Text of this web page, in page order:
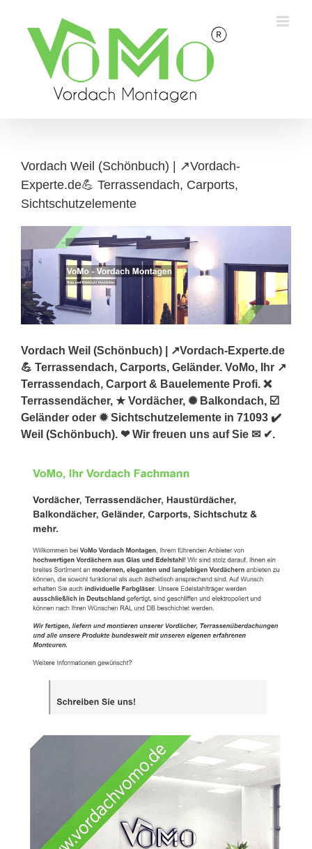
content
Vordach Weil (Schönbuch) | ↗️Vordach-
Experte.de💪 Terrassendach, Carports,
Sichtschutzelemente
Vordach Weil (Schönbuch) | ↗️Vordach-Experte.de
💪 Terrassendach, Carports, Geländer. VoMo, Ihr ↗️
Terrassendach, Carport & Bauelemente Profi. ❌
Terrassendächer, ★ Vordächer, ✺ Balkondach, ☑️
Geländer oder ✹ Sichtschutzelemente in 71093 ✔️
Weil (Schönbuch). ❤ Wir freuen uns auf Sie ✉ ✔.